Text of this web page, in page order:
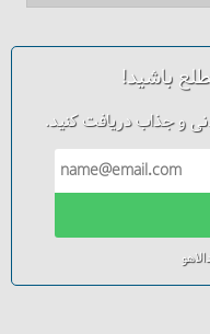
باشید!
و جذاب دریافت کنید.